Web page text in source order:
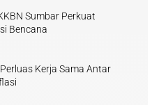
Sumbar Perkuat
Bencana
Kerja Sama Antar